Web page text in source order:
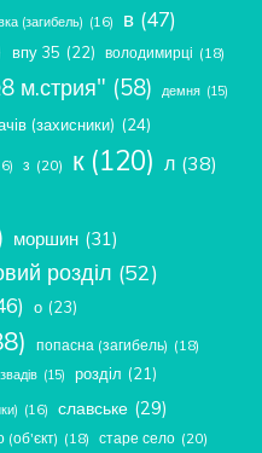
(загибель) (16) в (47)
впу 35 (22) володимирці (18)
м.стрия" (58) демня (15)
(захисники) (24)
з (20) к (120) л (38)
моршин (31)
розділ (52)
о (23)
попасна (загибель) (18)
(15) розділ (21)
(16) славське (29)
(об'єкт) (18) старе село (20)